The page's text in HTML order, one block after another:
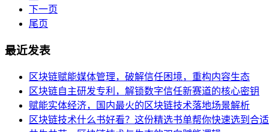
下一页
尾页
最近发表
区块链赋能媒体管理，破解信任困境，重构内容生态
区块链自主研发专利，解锁数字信任新赛道的核心密钥
赋能实体经济，国内最火的区块链技术落地场景解析
区块链技术什么书好看？这份精选书单帮你快速选到合